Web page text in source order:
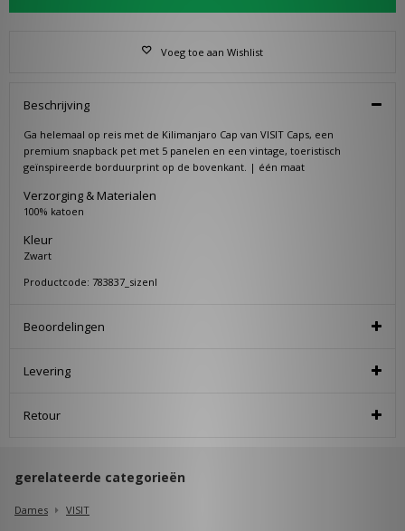
Voeg toe aan Wishlist
Beschrijving
Ga helemaal op reis met de Kilimanjaro Cap van VISIT Caps, een
premium snapback pet met 5 panelen en een vintage, toeristisch
geïnspireerde borduurprint op de bovenkant. | één maat
Verzorging & Materialen
100% katoen
Kleur
Zwart
Productcode: 783837_sizenl
Beoordelingen
Levering
Retour
gerelateerde categorieën
Dames
VISIT